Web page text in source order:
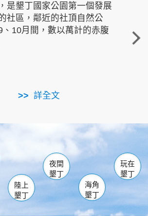
是墾丁國家公園第一個發展
社區，鄰近的社頂自然公
、10月間，數以萬計的赤腹
詳全文
重
走進
南仁湖
佳樂水
自然中心 森林遊樂區
麻館 墾管處遊客中心
社頂公園 風吹沙
船帆石 龍磐公園
香蕉灣
砂島
鵝鑾鼻
陸上
墾丁
夜間
墾丁
海角
墾丁
玩在
墾丁